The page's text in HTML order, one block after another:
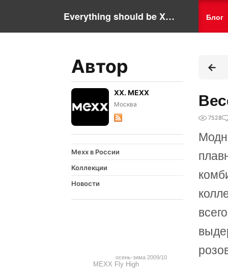
Everything should be XX. MEXX Блог
Автор
XX. MEXX
Москва
Mexx в России
Коллекции
Новости
МЕХХ Fly High
осень-зима 2009/10
7528